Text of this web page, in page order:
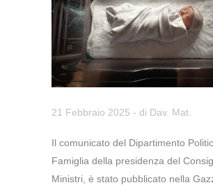
21 Febbraio 2025 - di Dav. Mat.
Il comunicato del Dipartimento
Famiglia della presidenza del
Ministri, è stato pubblicato nella